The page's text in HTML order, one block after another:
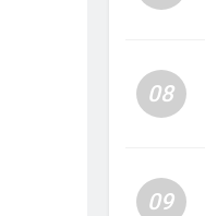
08
09